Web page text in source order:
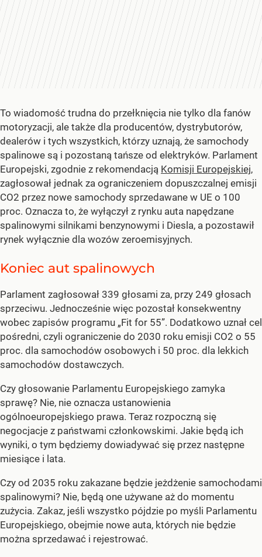
To wiadomość trudna do przełknięcia nie tylko dla fanów
motoryzacji, ale także dla producentów, dystrybutorów,
dealerów i tych wszystkich, którzy uznają, że samochody
spalinowe są i pozostaną tańsze od elektryków. Parlament
Europejski, zgodnie z rekomendacją Komisji Europejskiej,
zagłosował jednak za ograniczeniem dopuszczalnej emisji
CO2 przez nowe samochody sprzedawane w UE o 100
proc. Oznacza to, że wyłączył z rynku auta napędzane
spalinowymi silnikami benzynowymi i Diesla, a pozostawił
rynek wyłącznie dla wozów zeroemisyjnych.
Koniec aut spalinowych
Parlament zagłosował 339 głosami za, przy 249 głosach
sprzeciwu. Jednocześnie więc pozostał konsekwentny
wobec zapisów programu „Fit for 55”. Dodatkowo uznał cel
pośredni, czyli ograniczenie do 2030 roku emisji CO2 o 55
proc. dla samochodów osobowych i 50 proc. dla lekkich
samochodów dostawczych.
Czy głosowanie Parlamentu Europejskiego zamyka
sprawę? Nie, nie oznacza ustanowienia
ogólnoeuropejskiego prawa. Teraz rozpoczną się
negocjacje z państwami członkowskimi. Jakie będą ich
wyniki, o tym będziemy dowiadywać się przez następne
miesiące i lata.
Czy od 2035 roku zakazane będzie jeżdżenie samochodami
spalinowymi? Nie, będą one używane aż do momentu
zużycia. Zakaz, jeśli wszystko pójdzie po myśli Parlamentu
Europejskiego, obejmie nowe auta, których nie będzie
można sprzedawać i rejestrować.